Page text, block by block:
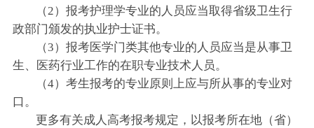
（2）报考护理学专业的人员应当取得省级卫生行
政部门颁发的执业护士证书。
（3）报考医学门类其他专业的人员应当是从事卫
生、医药行业工作的在职专业技术人员。
（4）考生报考的专业原则上应与所从事的专业对
口。
更多有关成人高考报考规定，以报考所在地（省）